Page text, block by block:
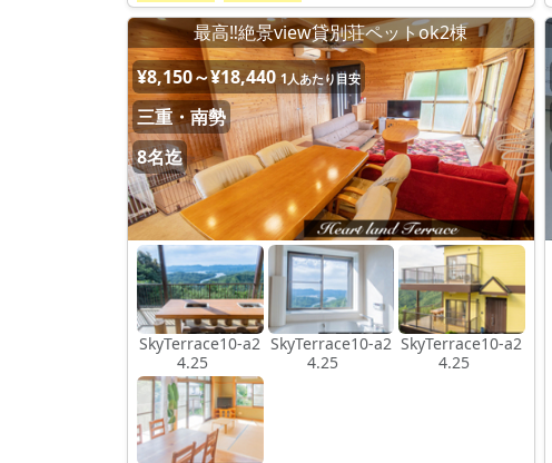
最高‼︎絶景view貸別荘ペットok2棟
¥8,150～¥18,440 1人あたり目安
三重・南勢
8名迄
SkyTerrace10-a2
4.25
SkyTerrace10-a2
4.25
SkyTerrace10-a2
4.25